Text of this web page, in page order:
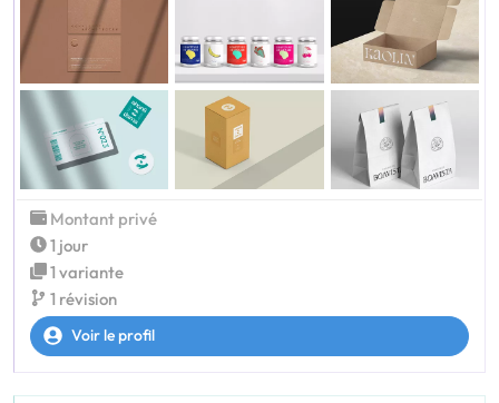
Montant privé
1 jour
1 variante
1 révision
Voir le profil